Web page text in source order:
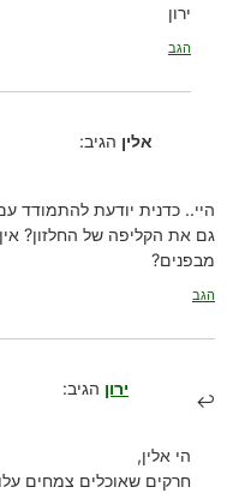
ירון
הגב
אלין הגיב:
היי.. כדנית יודעת להתמודד
גם את הקליפה של החלזון?
מבפנים?
הגב
ירון הגיב:
הי אלין,
חרקים שאוכלים צמחים